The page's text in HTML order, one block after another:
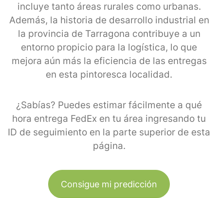
incluye tanto áreas rurales como urbanas.
Además, la historia de desarrollo industrial en
la provincia de Tarragona contribuye a un
entorno propicio para la logística, lo que
mejora aún más la eficiencia de las entregas
en esta pintoresca localidad.
¿Sabías? Puedes estimar fácilmente a qué
hora entrega FedEx en tu área ingresando tu
ID de seguimiento en la parte superior de esta
página.
Consigue mi predicción